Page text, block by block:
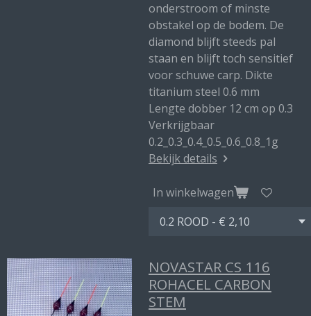
onderstroom of minste
obstakel op de bodem. De
diamond blijft steeds pal
staan en blijft toch sensitief
voor schuwe carp. Dikte
titanium steel 0.6 mm
Lengte dobber 12 cm op 0.3
Verkrijgbaar
0.2_0.3_0.4_0.5_0.6_0.8_1g
Bekijk details
In winkelwagen
NOVASTAR CS 116
ROHACEL CARBON
STEM